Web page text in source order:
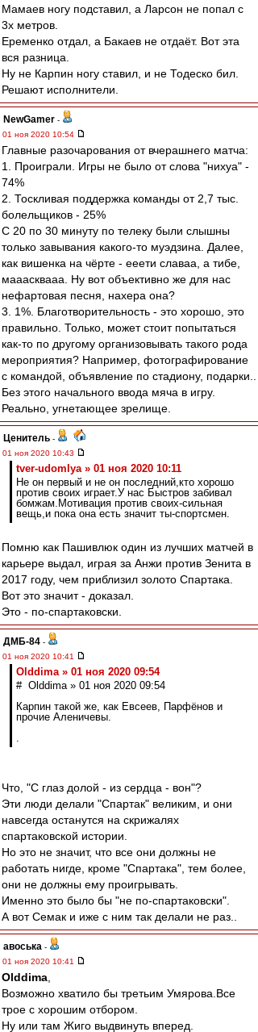
Мамаев ногу подставил, а Ларсон не попал с
3х метров.
Еременко отдал, а Бакаев не отдаёт. Вот эта
вся разница.
Ну не Карпин ногу ставил, и не Тодеско бил.
Решают исполнители.
NewGamer -
01 ноя 2020 10:54
Главные разочарования от вчерашнего матча:
1. Проиграли. Игры не было от слова "нихуа" -
74%
2. Тоскливая поддержка команды от 2,7 тыс.
болельщиков - 25%
С 20 по 30 минуту по телеку были слышны
только завывания какого-то муэдзина. Далее,
как вишенка на чёрте - ееети славаа, а тибе,
мааасквааа. Ну вот объективно же для нас
нефартовая песня, нахера она?
3. 1%. Благотворительность - это хорошо, это
правильно. Только, может стоит попытаться
как-то по другому организовывать такого рода
мероприятия? Например, фотографирование
с командой, объявление по стадиону, подарки..
Без этого начального ввода мяча в игру.
Реально, угнетающее зрелище.
Ценитель -
01 ноя 2020 10:43
tver-udomlya » 01 ноя 2020 10:11
Не он первый и не он последний,кто хорошо
против своих играет.У нас Быстров забивал
бомжам.Мотивация против своих-сильная
вещь,и пока она есть значит ты-спортсмен.
Помню как Пашивлюк один из лучших матчей в
карьере выдал, играя за Анжи против Зенита в
2017 году, чем приблизил золото Спартака.
Вот это значит - доказал.
Это - по-спартаковски.
ДМБ-84 -
01 ноя 2020 10:41
Olddima » 01 ноя 2020 09:54
# Olddima » 01 ноя 2020 09:54
Карпин такой же, как Евсеев, Парфёнов и
прочие Аленичевы.
.
Что, "С глаз долой - из сердца - вон"?
Эти люди делали "Спартак" великим, и они
навсегда останутся на скрижалях
спартаковской истории.
Но это не значит, что все они должны не
работать нигде, кроме "Спартака", тем более,
они не должны ему проигрывать.
Именно это было бы "не по-спартаковски".
А вот Семак и иже с ним так делали не раз..
авоська -
01 ноя 2020 10:41
Olddima
Возможно хватило бы третьим Умярова.Все
трое с хорошим отбором.
Ну или там Жиго выдвинуть вперед.